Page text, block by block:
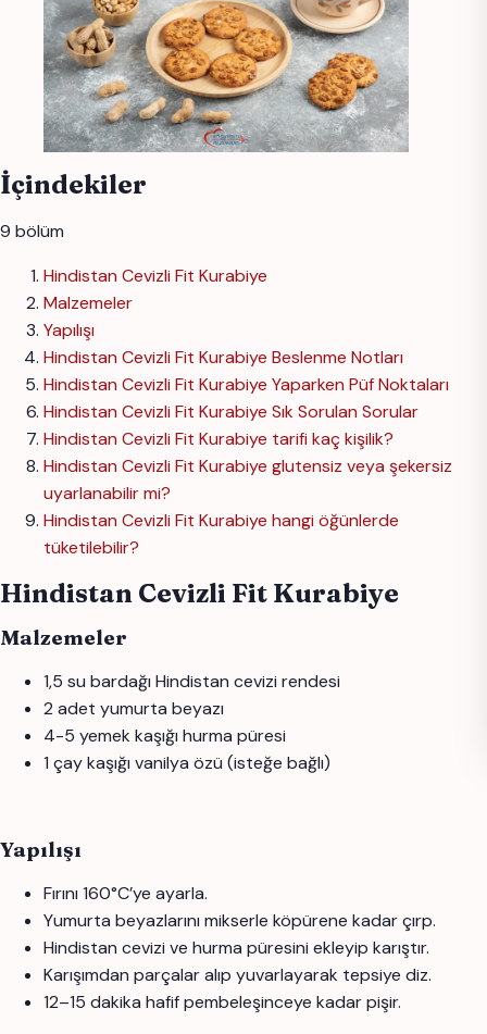
İçindekiler
9 bölüm
Hindistan Cevizli Fit Kurabiye
Malzemeler
Yapılışı
Hindistan Cevizli Fit Kurabiye Beslenme Notları
Hindistan Cevizli Fit Kurabiye Yaparken Püf Noktaları
Hindistan Cevizli Fit Kurabiye Sık Sorulan Sorular
Hindistan Cevizli Fit Kurabiye tarifi kaç kişilik?
Hindistan Cevizli Fit Kurabiye glutensiz veya şekersiz
uyarlanabilir mi?
Hindistan Cevizli Fit Kurabiye hangi öğünlerde
tüketilebilir?
Hindistan Cevizli Fit Kurabiye
Malzemeler
1,5 su bardağı Hindistan cevizi rendesi
2 adet yumurta beyazı
4-5 yemek kaşığı hurma püresi
1 çay kaşığı vanilya özü (isteğe bağlı)
Yapılışı
Fırını 160°C’ye ayarla.
Yumurta beyazlarını mikserle köpürene kadar çırp.
Hindistan cevizi ve hurma püresini ekleyip karıştır.
Karışımdan parçalar alıp yuvarlayarak tepsiye diz.
12–15 dakika hafif pembeleşinceye kadar pişir.